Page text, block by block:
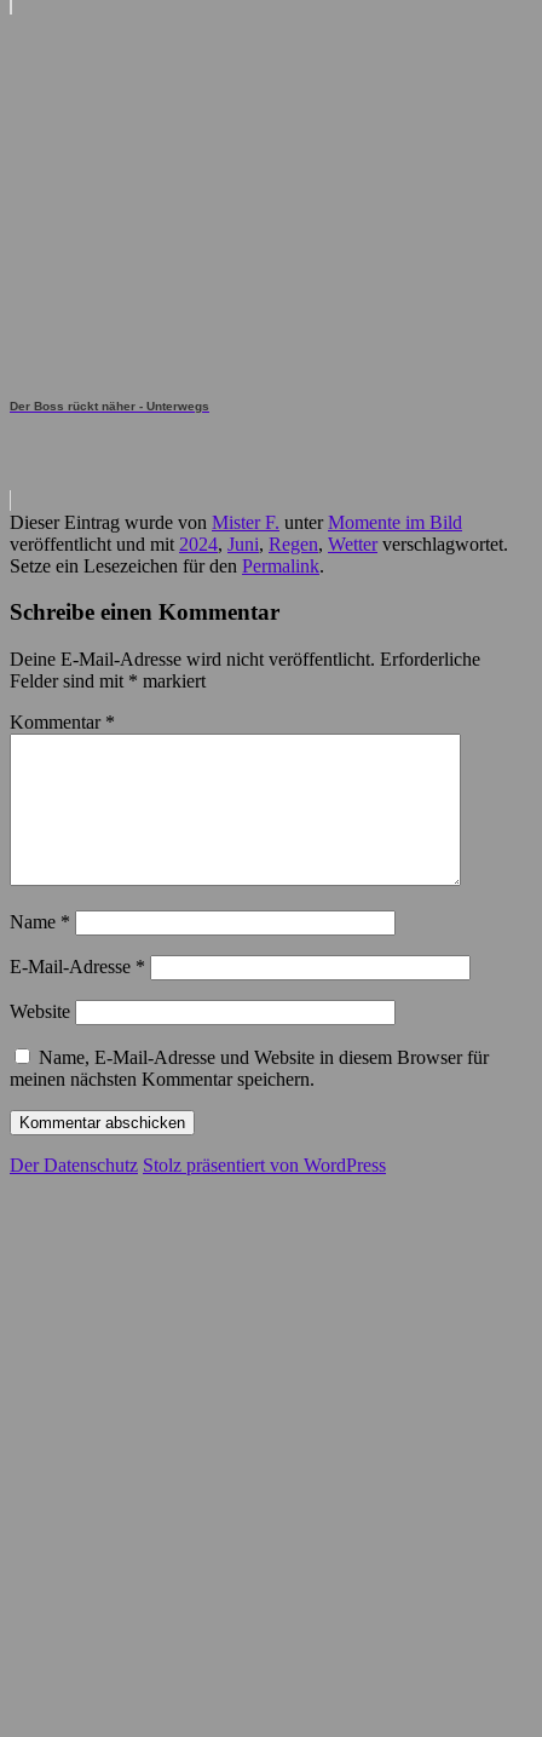
Der Boss rückt näher - Unterwegs
Dieser Eintrag wurde von Mister F. unterMomente im Bild
veröffentlicht und mit 2024, Juni, Regen, Wetterverschlagwortet.
Setze ein Lesezeichen für den Permalink.
Schreibe einen Kommentar
Deine E-Mail-Adresse wird nicht veröffentlicht. Erforderliche
Felder sind mit * markiert
Kommentar *
Name *
E-Mail-Adresse *
Website
Name, E-Mail-Adresse und Website in diesem Browser für
meinen nächsten Kommentar speichern.
Der Datenschutz Stolz präsentiert von WordPress